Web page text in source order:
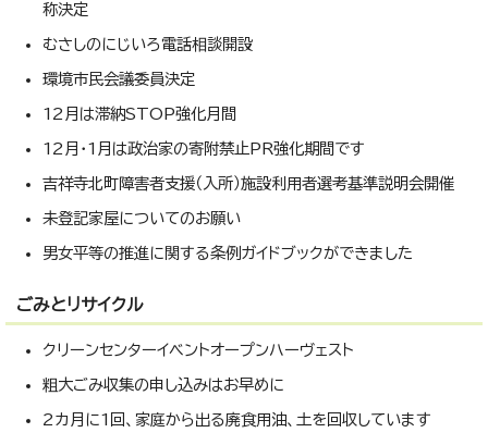
称決定
むさしのにじいろ電話相談開設
環境市民会議委員決定
12月は滞納STOP強化月間
12月・1月は政治家の寄附禁止PR強化期間です
吉祥寺北町障害者支援（入所）施設利用者選考基準説明会開催
未登記家屋についてのお願い
男女平等の推進に関する条例ガイドブックができました
ごみとリサイクル
クリーンセンターイベントオープンハーヴェスト
粗大ごみ収集の申し込みはお早めに
2カ月に1回、家庭から出る廃食用油、土を回収しています